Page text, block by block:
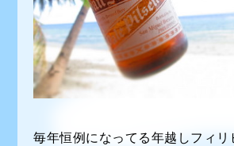
毎年恒例になってる年越しフィリ